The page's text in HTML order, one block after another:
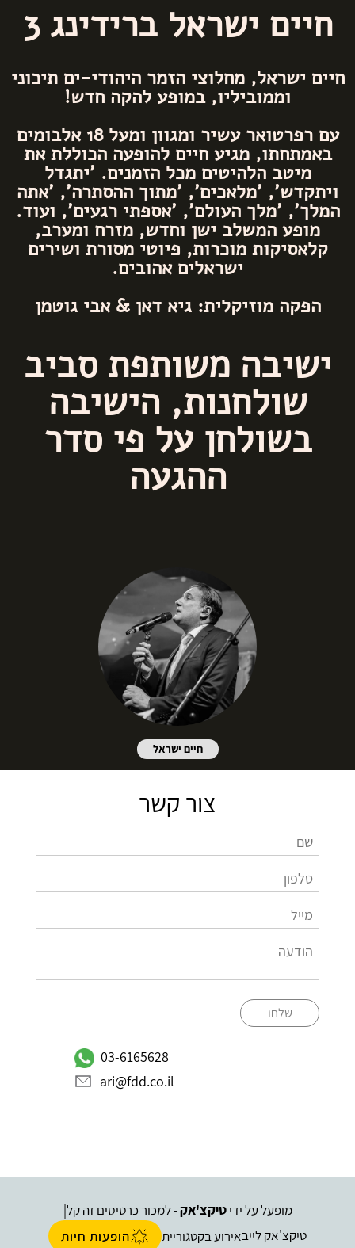
חיים ישראל ברידינג 3
חיים ישראל, מחלוצי הזמר היהודי-ים תיכוני
וממוביליו, במופע להקה חדש!
עם רפרטואר עשיר ומגוון ומעל 18 אלבומים
באמתחתו, מגיע חיים להופעה הכוללת את
מיטב הלהיטים מכל הזמנים. 'יתגדל
ויתקדש', 'מלאכים', 'מתוך ההסתרה', 'אתה
המלך', 'מלך העולם', 'אספתי רגעים', ועוד.
מופע המשלב ישן וחדש, מזרח ומערב,
קלאסיקות מוכרות, פיוטי מסורת ושירים
ישראלים אהובים.
הפקה מוזיקלית: גיא דאן & אבי גוטמן
ישיבה משותפת סביב
שולחנות, הישיבה
בשולחן על פי סדר
ההגעה
חיים ישראל
צור קשר
שלחו
03-6165628
ari@fdd.co.il
מופעל על ידיטיקצ'אק- למכור כרטיסים זה קל
טיקצ'אק לייבאירוע בקטגוריית הופעות חיות